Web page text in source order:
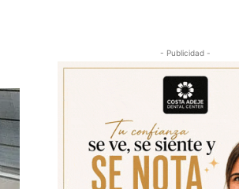
- Publicidad -